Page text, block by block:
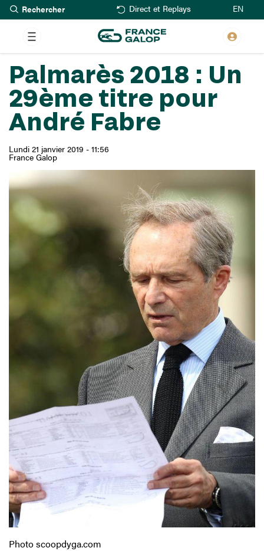
Aller
au
contenu
principal
Rechercher Direct et Replays EN
Palmarès 2018 : Un
29ème titre pour
André Fabre
Lundi 21 janvier 2019 - 11:56
France Galop
Photo scoopdyga.com